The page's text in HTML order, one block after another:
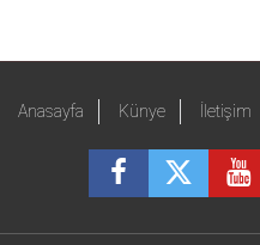
Anasayfa Künye İletişim